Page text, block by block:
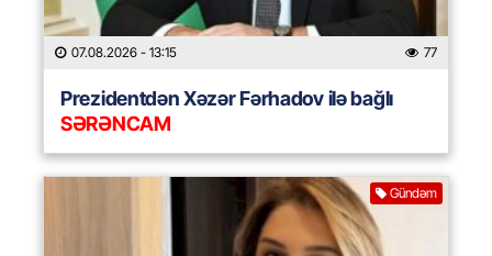
07.08.2026 - 13:15 77
Prezidentdən Xəzər Fərhadov ilə bağlı
SƏRƏNCAM
Gündəm